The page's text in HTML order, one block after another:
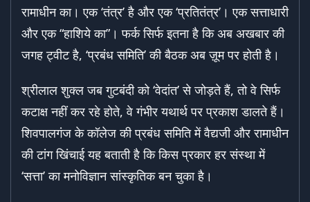
रामाधीन का। एक ‘तंत्र’ है और एक ‘प्रतितंत्र’। एक सत्ताधारी
और एक “हाशिये का”। फर्क सिर्फ इतना है कि अब अखबार की
जगह ट्वीट है, ‘प्रबंध समिति’ की बैठक अब ज़ूम पर होती है।
श्रीलाल शुक्ल जब गुटबंदी को ‘वेदांत’ से जोड़ते हैं, तो वे सिर्फ
कटाक्ष नहीं कर रहे होते, वे गंभीर यथार्थ पर प्रकाश डालते हैं।
शिवपालगंज के कॉलेज की प्रबंध समिति में वैद्यजी और रामाधीन
की टांग खिंचाई यह बताती है कि किस प्रकार हर संस्था में
‘सत्ता’ का मनोविज्ञान सांस्कृतिक बन चुका है।